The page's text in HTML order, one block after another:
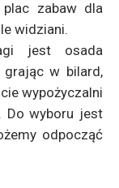
zabaw dla
widziani.
jest osada
grając w bilard,
wypożyczalni
Do wyboru jest
odpocząć